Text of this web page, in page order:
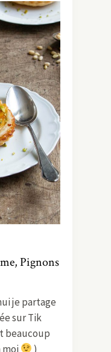
Pignons
je partage
sur Tik
beaucoup
)